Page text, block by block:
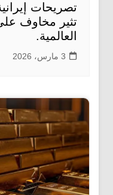
تصريحات
تثير مخاوف
العالمية.
3 مارس، 2026